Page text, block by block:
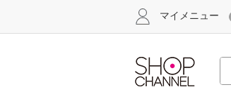
マイメニュー